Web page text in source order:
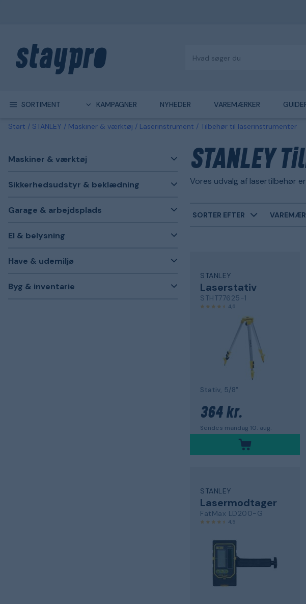
SORTIMENT KAMPAGNER NYHEDER VAREMÆRKER
Start STANLEY Maskiner & værktøj Laserinstrument Tilbehør til laserinstrumenter
Maskiner & værktøj
Sikkerhedsudstyr & beklædning
Garage & arbejdsplads
El & belysning
Have & udemiljø
Byg & inventarie
STANLEY
Vores udvalg af lasertilbehør
SORTER EFTER
STANLEY
Laserstativ
STHT77625-1
4,6
Stativ, 5/8"
364 kr.
Sendes mandag 10. aug.
STANLEY
Lasermodtager
FatMax LD200-G
4,5